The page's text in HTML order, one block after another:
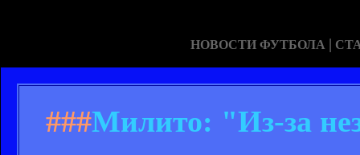
НОВОСТИ ФУТБОЛА |
###Милито: "Из-за